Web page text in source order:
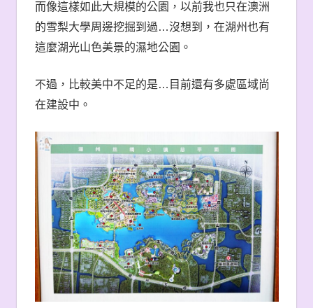
而像這樣如此大規模的公園，以前我也只在澳洲
的雪梨大學周邊挖掘到過…沒想到，在湖州也有
這麼湖光山色美景的濕地公園。
不過，比較美中不足的是… 目前還有多處區域尚
在建設中。